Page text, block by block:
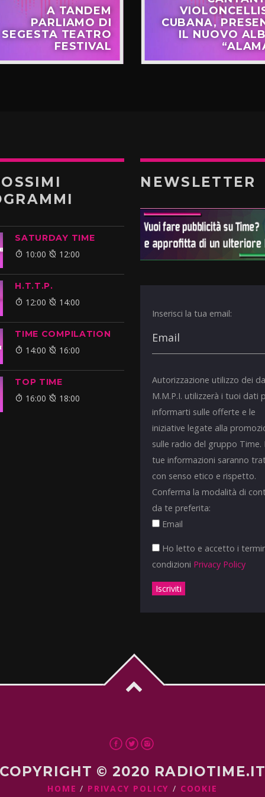
A TANDEM
PARLIAMO DI
SEGESTA TEATRO
FESTIVAL
CUBANA,
IL NUOVO
SATURDAY TIME
10:00 12:00
H.T.T.P.
12:00 14:00
TIME COMPILATION
14:00 16:00
TOP TIME
16:00 18:00
NEWSLETTER
Inserisci la tua email:
Autorizzazione utilizzo dei
M.M.P.I. utilizzerà i tuoi dati
informarti sulle offerte e le
iniziative legate alla
sulle radio del gruppo Time.
tue informazioni saranno
con senso etico e rispetto.
Conferma la modalità di
da te preferita:
Email
Ho letto e accetto i
condizioni Privacy Policy
COPYRIGHT © 2020 RADIOTIME.IT
HOME PRIVACY POLICY COOKIE